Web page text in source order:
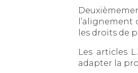
les droits de
Les articles
adapter la